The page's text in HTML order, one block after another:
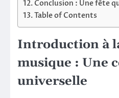
Conclusion : Une fête
Table of Contents
Introduction à
musique : Une
universelle